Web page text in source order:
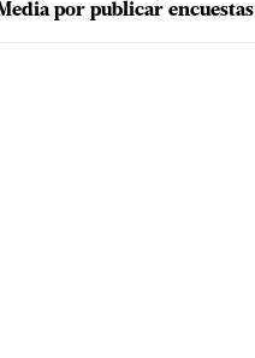
por publicar encuestas